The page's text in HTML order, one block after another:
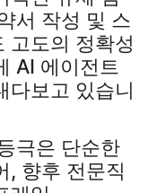
서 작성 및 스
고도의 정확성
AI 에이전트
다보고 있습니
극은 단순한
, 향후 전문직